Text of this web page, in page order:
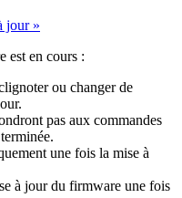
jour »
est en cours :
ou changer de
pas aux commandes
une fois la mise à
à jour du firmware une fois